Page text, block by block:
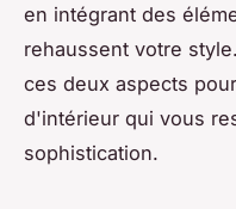
en intégrant des
rehaussent votre
ces deux aspects
d'intérieur qui vous
sophistication.